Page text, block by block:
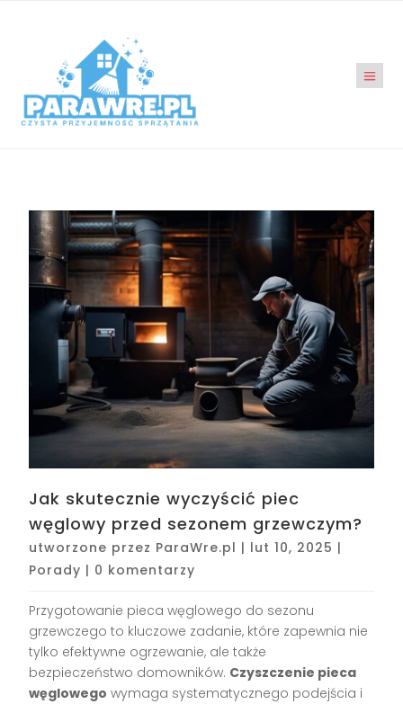
Jak skutecznie wyczyścić piec
węglowy przed sezonem grzewczym?
utworzone przez ParaWre.pl | lut 10, 2025 |
Porady | 0 komentarzy
Przygotowanie pieca węglowego do sezonu
grzewczego to kluczowe zadanie, które zapewnia nie
tylko efektywne ogrzewanie, ale także
bezpieczeństwo domowników. Czyszczenie pieca
węglowego wymaga systematycznego podejścia i